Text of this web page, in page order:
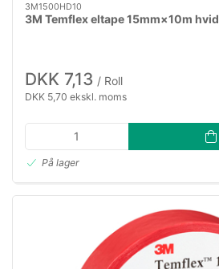
3M1500HD10
3M Temflex eltape 15mm×10m hvid
DKK 7,13 / Roll
DKK 5,70 ekskl. moms
På lager